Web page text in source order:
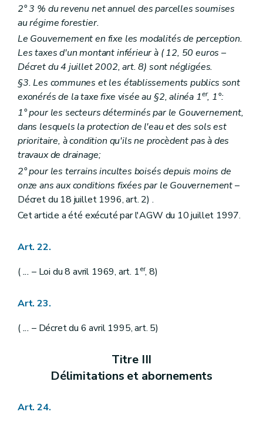
2° 3 % du revenu net annuel des parcelles soumises
au régime forestier.
Le Gouvernement en fixe les modalités de perception.
Les taxes d'un montant inférieur à (12, 50 euros –
Décret du 4 juillet 2002, art. 8) sont négligées.
§3. Les communes et les établissements publics sont
exonérés de la taxe fixe visée au §2, alinéa 1er, 1°:
1° pour les secteurs déterminés par le Gouvernement,
dans lesquels la protection de l'eau et des sols est
prioritaire, à condition qu'ils ne procèdent pas à des
travaux de drainage;
2° pour les terrains incultes boisés depuis moins de
onze ans aux conditions fixées par le Gouvernement–
Décret du 18 juillet 1996, art. 2) .
Cet article a été exécuté par l'AGW du 10 juillet 1997.
Art. 22.
(... – Loi du 8 avril 1969, art. 1er, 8)
Art. 23.
(... – Décret du 6 avril 1995, art. 5)
Titre III
Délimitations et abornements
Art. 24.